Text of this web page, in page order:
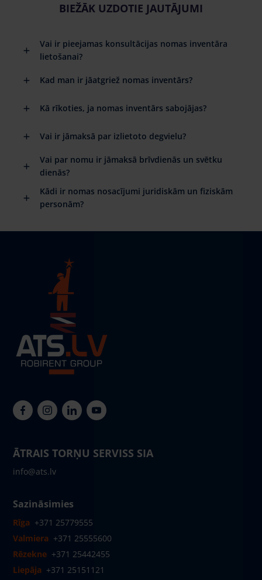
BIEŽĀK UZDOTIE JAUTĀJUMI
Vai ir pieejamas konsultācijas nomas inventāra
lietošanai?
Kad man ir jāatgriež nomas inventārs?
Kā rīkoties, ja nomas inventārs sabojājas?
Vai ir jāmaksā par izlietoto degvielu?
Vai par nomu ir jāmaksā brīvdienās un svētku
dienās?
Kādi ir nomas nosacījumi juridiskām un fiziskām
personām?
ĀTRAIS TORŅU SERVISS SIA
info@ats.lv
Sazināsimies
Rīga +371 25779555
Valmiera +371 25555600
Rēzekne +371 25442455
Liepāja +371 25151121